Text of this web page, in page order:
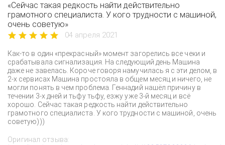
«Сейчас такая редкость найти действительно
грамотного специалиста. У кого трудности с машиной,
очень советую»
04 апреля 2021
Как-то в один «прекрасный» момент загорелись все чеки и
срабатывала сигнализация. На следующий день Машина
даже не завелась. Короче говоря намучилась я с эти делом, в
2-х сервисах Машина простояла в общем месяц и ничего, не
могли понять в чем проблема. Геннадий нашёл причину в
течении 3-х дней и тьфу тьфу, езжу уже 3-й месяц и всё
хорошо. Сейчас такая редкость найти действительно
грамотного специалиста. У кого трудности с машиной, очень
советую)))
Оригинал отзыва: